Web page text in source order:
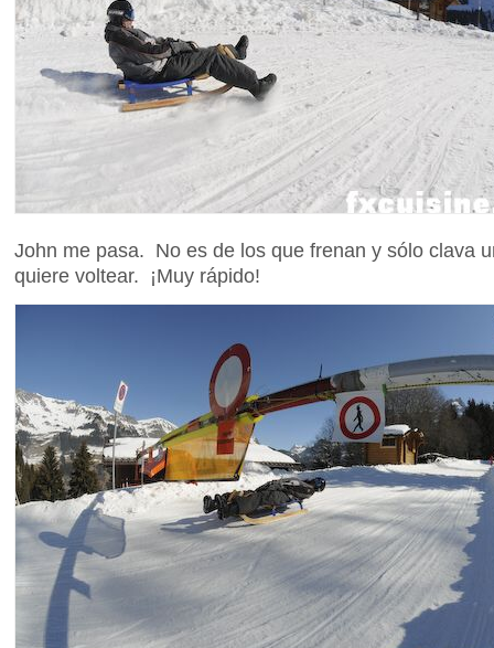
John me pasa. No es de los que frenan y sólo clava
quiere voltear. ¡Muy rápido!